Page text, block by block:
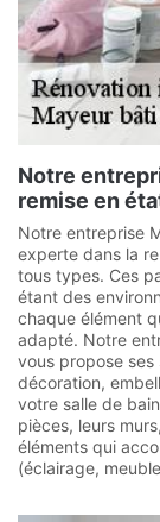
Notre
remise en
Notre entreprise
experte dans la
tous types. Ces
étant des
chaque élément
adapté. Notre
vous propose ses
décoration,
votre salle de
pièces, leurs
éléments qui
(éclairage,